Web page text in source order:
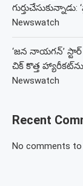
Newswatch
‘జన నాయగన్’
చిక్ కొత్త
Newswatch
Recent
No comments to